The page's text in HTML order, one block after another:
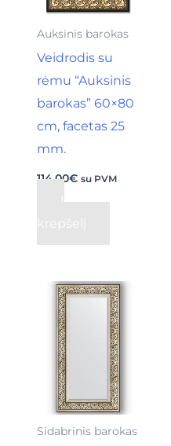
Auksinis barokas
Veidrodis su
rėmu “Auksinis
barokas” 60×80
cm, facetas 25
mm.
114,00€ su PVM
Į
krepšelį
Sidabrinis barokas